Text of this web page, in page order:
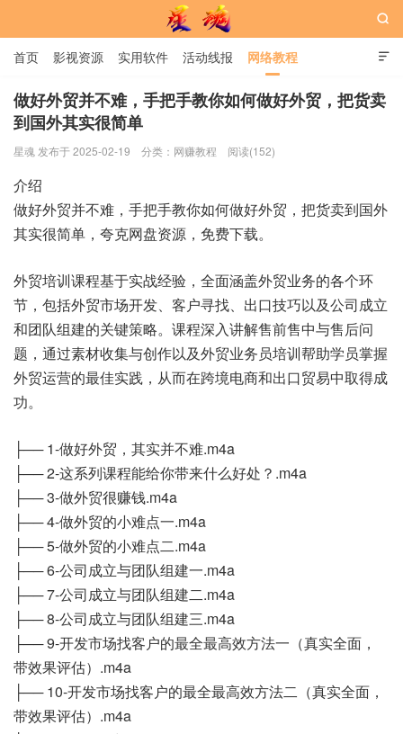
星魂网

首页 影视资源 实用软件 活动线报 网络教程
用户中心 书籍 娱乐

做好外贸并不难，手把手教你如何做好外贸，把货卖
到国外其实很简单
星魂 发布于 2025-02-19 分类： 网赚教程 阅读(152)
介绍
做好外贸并不难，手把手教你如何做好外贸，把货卖到国外
其实很简单，夸克网盘资源，免费下载。
外贸培训课程基于实战经验，全面涵盖外贸业务的各个环
节，包括外贸市场开发、客户寻找、出口技巧以及公司成立
和团队组建的关键策略。课程深入讲解售前售中与售后问
题，通过素材收集与创作以及外贸业务员培训帮助学员掌握
外贸运营的最佳实践，从而在跨境电商和出口贸易中取得成
功。
├── 1-做好外贸，其实并不难.m4a
├── 2-这系列课程能给你带来什么好处？.m4a
├── 3-做外贸很赚钱.m4a
├── 4-做外贸的小难点一.m4a
├── 5-做外贸的小难点二.m4a
├── 6-公司成立与团队组建一.m4a
├── 7-公司成立与团队组建二.m4a
├── 8-公司成立与团队组建三.m4a
├── 9-开发市场找客户的最全最高效方法一（真实全面，
带效果评估）.m4a
├── 10-开发市场找客户的最全最高效方法二（真实全面，
带效果评估）.m4a